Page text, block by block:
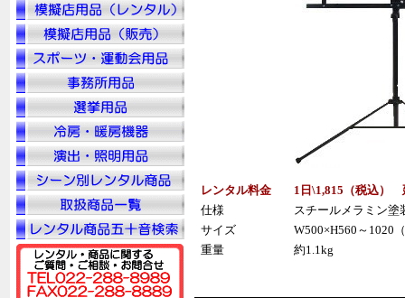
レンタル料金 1日\1,815（税込）
仕様
スチールメラミン塗
サイズ
W500×H560～1020
重量
約1.1kg